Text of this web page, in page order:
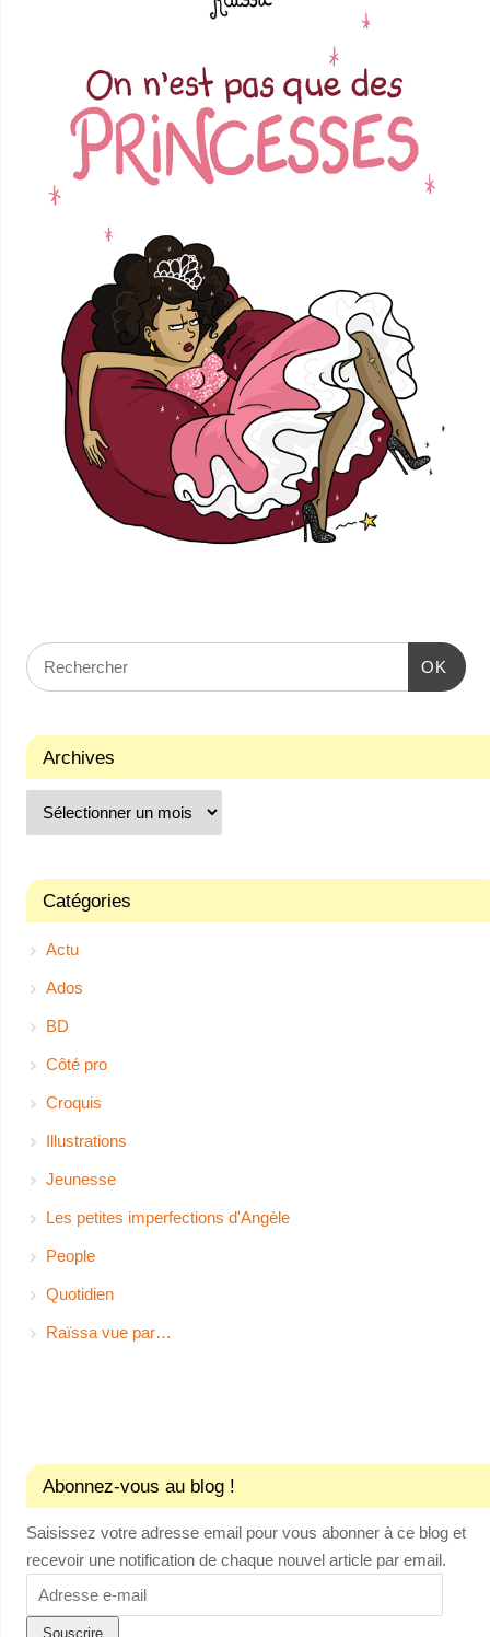
OK
Archives
Catégories
Actu
Ados
BD
Côté pro
Croquis
Illustrations
Jeunesse
Les petites imperfections d'Angèle
People
Quotidien
Raïssa vue par…
Abonnez-vous au blog !
Saisissez votre adresse email pour vous abonner à ce blog et
recevoir une notification de chaque nouvel article par email.
Adresse
e-